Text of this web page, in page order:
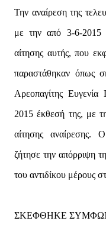
Την αναίρεση της
με την από 3-6-2015
αίτησης αυτής, που
παραστάθηκαν όπως
Αρεοπαγίτης
2015 έκθεσή της, με
αίτησης αναίρεσης.
ζήτησε την απόρριψη
του αντιδίκου μέρους
ΣΚΕΦΘΗΚΕ